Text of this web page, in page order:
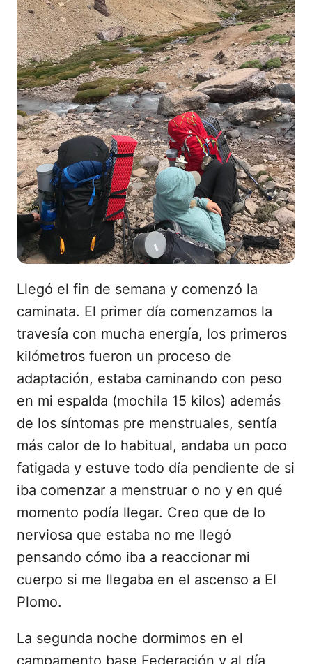
Llegó el fin de semana y comenzó la
caminata. El primer día comenzamos la
travesía con mucha energía, los primeros
kilómetros fueron un proceso de
adaptación, estaba caminando con peso
en mi espalda (mochila 15 kilos) además
de los síntomas pre menstruales, sentía
más calor de lo habitual, andaba un poco
fatigada y estuve todo día pendiente de si
iba comenzar a menstruar o no y en qué
momento podía llegar. Creo que de lo
nerviosa que estaba no me llegó
pensando cómo iba a reaccionar mi
cuerpo si me llegaba en el ascenso a El
Plomo.
La segunda noche dormimos en el
campamento base Federación y al día